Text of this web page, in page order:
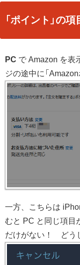
「ポイント」の
PC で Amazon を表
ジの途中に「
一方、こちらは
むと PC と同じ項目
だけがない！ ど